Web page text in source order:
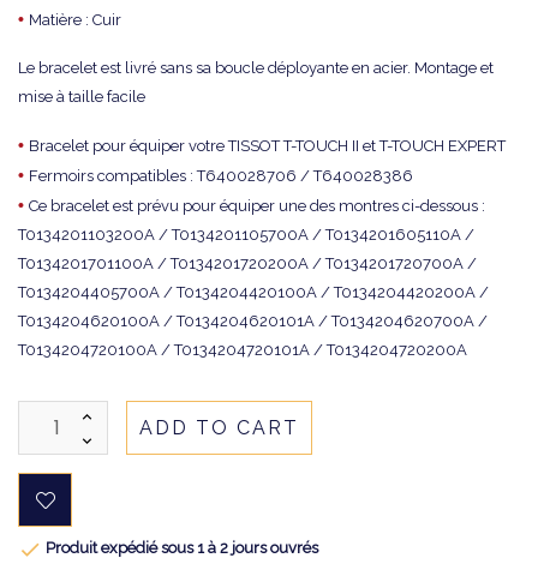
• Matière : Cuir
Le bracelet est livré sans sa boucle déployante en acier. Montage et
mise à taille facile
• Bracelet pour équiper votre TISSOT T-TOUCH II et T-TOUCH EXPERT
• Fermoirs compatibles : T640028706 / T640028386
• Ce bracelet est prévu pour équiper une des montres ci-dessous :
T0134201103200A / T0134201105700A / T0134201605110A /
T0134201701100A / T0134201720200A / T0134201720700A /
T0134204405700A / T0134204420100A / T0134204420200A /
T0134204620100A / T0134204620101A / T0134204620700A /
T0134204720100A / T0134204720101A / T0134204720200A
ADD TO CART
 Produit expédié sous 1 à 2 jours ouvrés